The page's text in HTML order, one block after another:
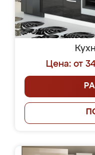
Цена: от